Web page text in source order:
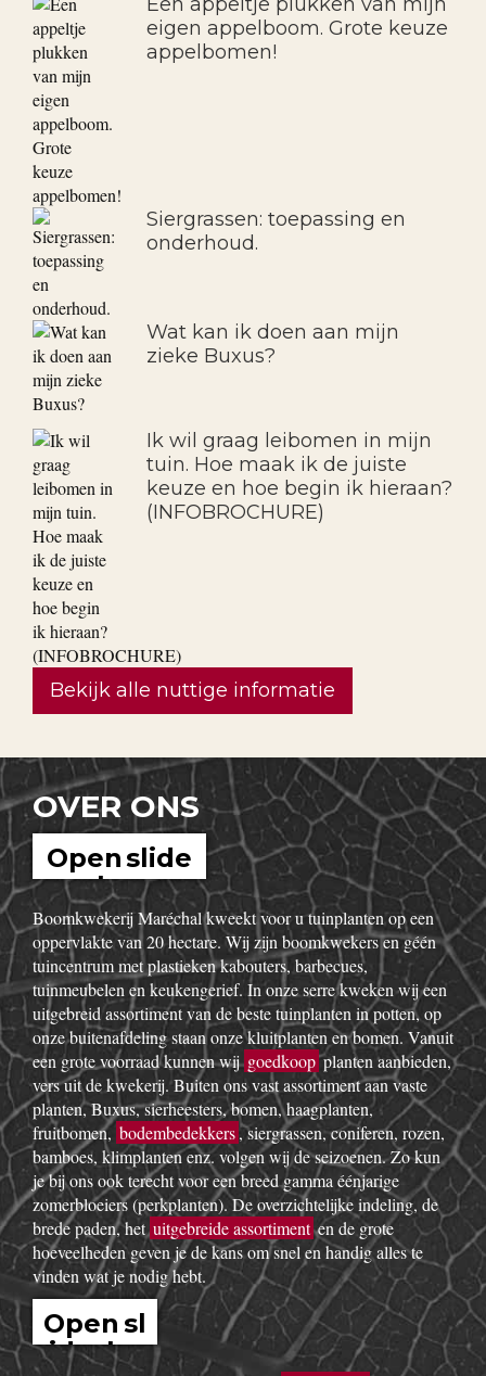
eigen appelboom. Grote keuze
appelbomen!
Siergrassen: toepassing en
onderhoud.
Wat kan ik doen aan mijn
zieke Buxus?
Ik wil graag leibomen in mijn
tuin. Hoe maak ik de juiste
keuze en hoe begin ik hieraan?
(INFOBROCHURE)
Bekijk alle nuttige informatie
OVER ONS
Open slide
show
Boomkwekerij Maréchal kweekt voor u tuinplanten op een
oppervlakte van 20 hectare. Wij zijn boomkwekers en géén
tuincentrum met plastieken kabouters, barbecues,
tuinmeubelen en keukengerief. In onze serre kweken wij een
uitgebreid assortiment van de beste tuinplanten in potten, op
onze buitenafdeling staan onze kluitplanten en bomen. Vanuit
een grote voorraad kunnen wijgoedkoopplanten aanbieden,
vers uit de kwekerij. Buiten ons vast assortiment aan vaste
planten, Buxus, sierheesters, bomen, haagplanten,
fruitbomen, bodembedekkers, siergrassen, coniferen, rozen,
bamboes, klimplanten enz. volgen wij de seizoenen. Zo kun
je bij ons ook terecht voor een breed gamma éénjarige
zomerbloeiers (perkplanten). De overzichtelijke indeling, de
brede paden, hetuitgebreide assortimenten de grote
hoeveelheden geven je de kans om snel en handig alles te
vinden wat je nodig hebt.
Open sl
idesho